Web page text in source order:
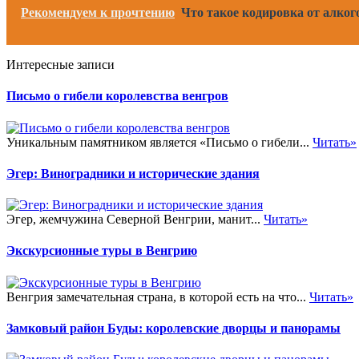
Рекомендуем к прочтению Что такое кодировка от
Интересные записи
Письмо о гибели королевства венгров
Уникальным памятником является «Письмо о гибели... Читать»
Эгер: Виноградники и исторические здания
Эгер, жемчужина Северной Венгрии, манит... Читать»
Экскурсионные туры в Венгрию
Венгрия замечательная страна, в которой есть на что... Читать»
Замковый район Буды: королевские дворцы и панорамы